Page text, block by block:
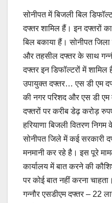
सोनीपत में बिजली बिल
दफ्तर शामिल हैं। इन दफ्तरों
बिल बकाया हैं। सोनीपत
और तहसील दफ्तर के साथ
दफ्तर इन डिफॉल्टरों में
उपायुक्त दफ्तर… एस डी एम
की नगर परिशद और एस डी एम
दफ्तरों पर करीब डेढ़ करोड़
हरियाणा बिजली वितरण
सोनीपत जिले में कई सरकारी
मनमानी कर रहे है। इस पूरे
कार्यालय में बात करने की
पर कोई बात नहीं करना चाहता।
गन्नौर एसडीएम दफ्तर – 22